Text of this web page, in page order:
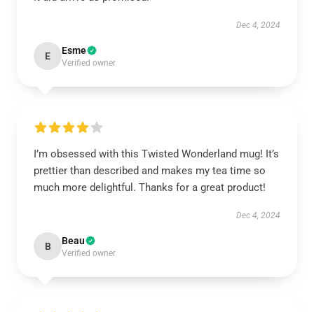
Dec 4, 2024
E Esme
Verified owner
I’m obsessed with this Twisted Wonderland mug! It’s
prettier than described and makes my tea time so
much more delightful. Thanks for a great product!
Dec 4, 2024
B Beau
Verified owner